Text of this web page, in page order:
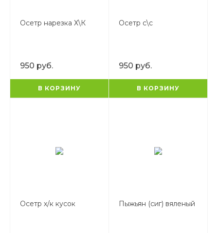
Осетр нарезка Х\К
950 руб.
В КОРЗИНУ
Осетр с\с
950 руб.
В КОРЗИНУ
Осетр х/к кусок Пыжьян (сиг) вяленый